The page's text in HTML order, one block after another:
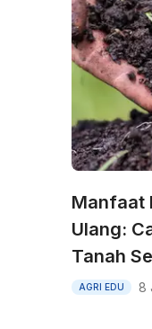
Manfaat
Ulang:
Tanah
AGRI EDU 8